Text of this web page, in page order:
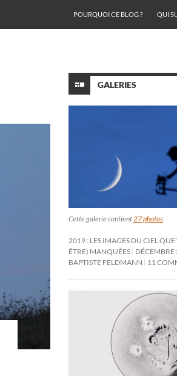
POURQUOI CE BLOG ?
QUI
GALERIES
Cette galerie contient27 photos.
2019 : LES IMAGES DU CIEL
ÊTRE) MANQUÉES
BAPTISTE FELDMANN
11